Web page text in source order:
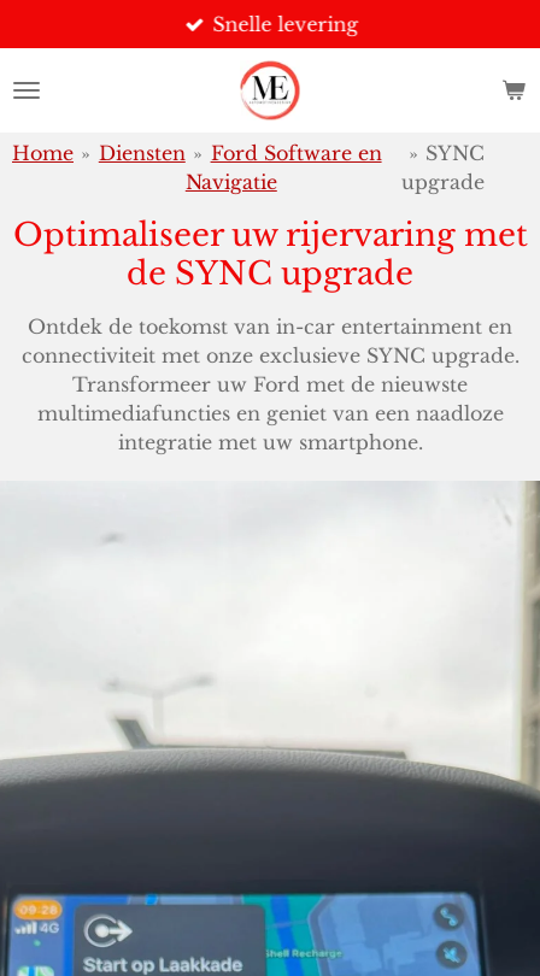
direct
naar
hoofdinhoud
Snelle levering
Home » Diensten » Ford Software en
Navigatie
» SYNC
upgrade
Optimaliseer uw rijervaring met
de SYNC upgrade
Ontdek de toekomst van in-car entertainment en
connectiviteit met onze exclusieve SYNC upgrade.
Transformeer uw Ford met de nieuwste
multimediafuncties en geniet van een naadloze
integratie met uw smartphone.